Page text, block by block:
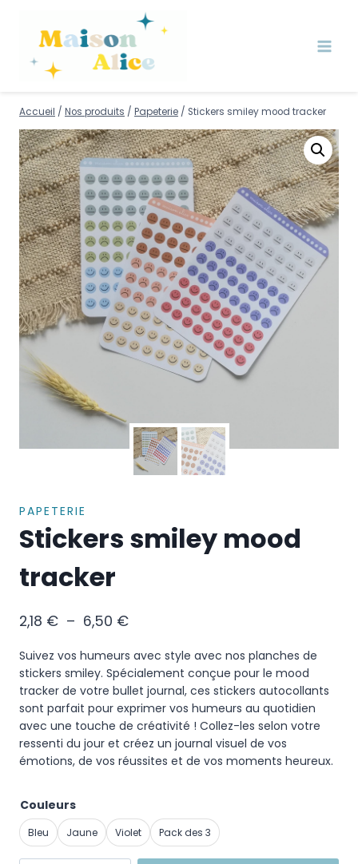
Accueil / Nos produits / Papeterie / Stickers smiley mood tracker
PAPETERIE
Stickers smiley mood
tracker
2,18 € – 6,50 €
Suivez vos humeurs avec style avec nos planches de
stickers smiley. Spécialement conçue pour le mood
tracker de votre bullet journal, ces stickers autocollants
sont parfait pour exprimer vos humeurs au quotidien
avec une touche de créativité ! Collez-les selon votre
ressenti du jour et créez un journal visuel de vos
émotions, de vos réussites et de vos moments heureux.
Couleurs
Bleu Jaune Violet Pack des 3